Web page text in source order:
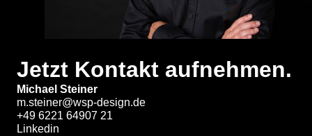
Jetzt Kontakt aufnehmen.
Michael Steiner
m.steiner@wsp-design.de
+49 6221 64907 21
Linkedin